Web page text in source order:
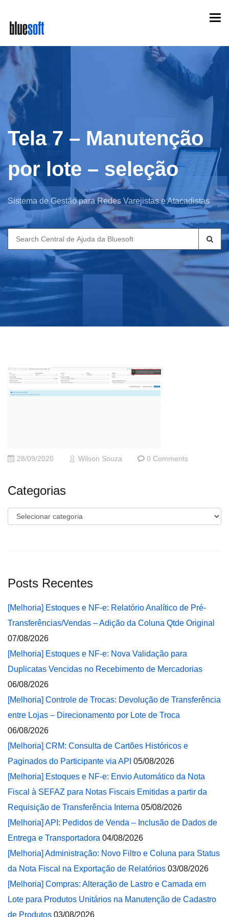
main
content
Tela 7 – Manutenção
por lote – seleção
Sistema de Gestão para Redes Varejistas e Atacadistas
Search
for:
28/09/2020 Wilson Souza 0 Comments
Categorias
Categorias
Posts Recentes
[Melhoria] Estoques e NF-e: Relatório Analítico de Pré-
Transferências/Vendas – Adição da Coluna Qtde Original
07/08/2026
[Melhoria] Estoques e NF-e: Nova Validação para
Duplicatas Vencidas no Recebimento de Mercadorias
06/08/2026
[Melhoria] Controle de Trocas: Devolução de Transferência
entre Lojas – Direcionamento por Lote de Troca
06/08/2026
[Melhoria] CRM: Consulta de Cartões Históricos e
Paginados do Participante via API 05/08/2026
[Melhoria] Estoques e NF-e: Envio Automático da Nota
Fiscal à SEFAZ para Notas Fiscais Emitidas a partir da
Requisição de Transferência Interna 05/08/2026
[Melhoria] API: Pedidos de Venda – Inclusão de Dados de
Entrega e Transportadora 04/08/2026
[Melhoria] Administração: Novo Filtro e Coluna para Status
da Nota Fiscal na Exportação de Relatórios 03/08/2026
[Melhoria] Compras: Alteração de Lastro e Camada em
Lote para Produtos Unitários na Manutenção de Cadastro
de Produtos 03/08/2026